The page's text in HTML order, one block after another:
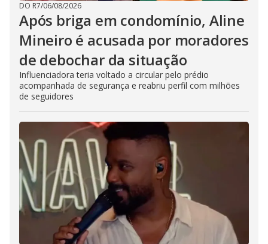
DO R7/06/08/2026
Após briga em condomínio, Aline
Mineiro é acusada por moradores
de debochar da situação
Influenciadora teria voltado a circular pelo prédio
acompanhada de segurança e reabriu perfil com milhões
de seguidores